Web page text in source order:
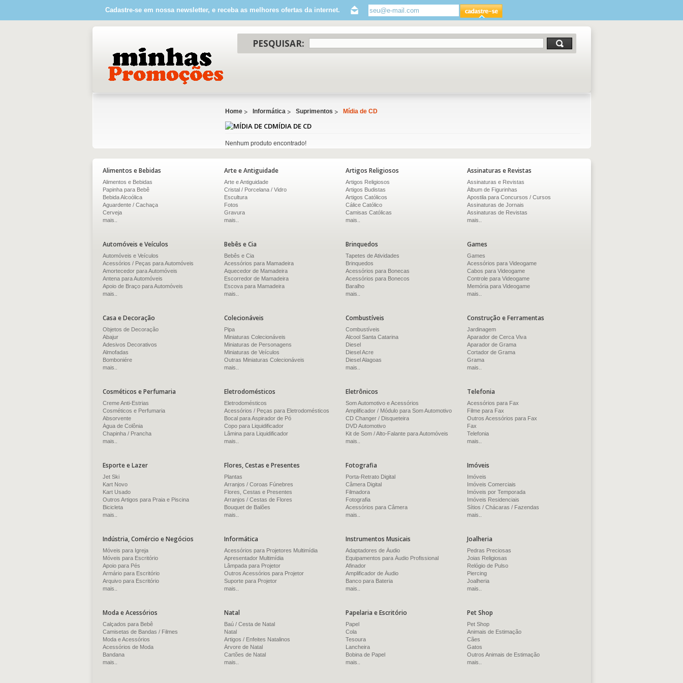
Cadastre-se em nossa newsletter, e receba as melhores ofertas da internet.
PESQUISAR:
Home Informática Suprimentos Mídia de CD
MÍDIA DE CD
Nenhum produto encontrado!
Alimentos e Bebidas
Alimentos e Bebidas
Papinha para Bebê
Bebida Alcoólica
Aguardente / Cachaça
Cerveja
mais..
Arte e Antiguidade
Arte e Antiguidade
Cristal / Porcelana / Vidro
Escultura
Fotos
Gravura
mais..
Artigos Religiosos
Artigos Religiosos
Artigos Budistas
Artigos Católicos
Cálice Católico
Camisas Católicas
mais..
Assinaturas e Revistas
Assinaturas e Revistas
Álbum de Figurinhas
Apostila para Concursos / Cursos
Assinaturas de Jornais
Assinaturas de Revistas
mais..
Automóveis e Veículos
Automóveis e Veículos
Acessórios / Peças para Automóveis
Amortecedor para Automóveis
Antena para Automóveis
Apoio de Braço para Automóveis
mais..
Bebês e Cia
Bebês e Cia
Acessórios para Mamadeira
Aquecedor de Mamadeira
Escorredor de Mamadeira
Escova para Mamadeira
mais..
Brinquedos
Tapetes de Atividades
Brinquedos
Acessórios para Bonecas
Acessórios para Bonecos
Baralho
mais..
Games
Games
Acessórios para Videogame
Cabos para Videogame
Controle para Videogame
Memória para Videogame
mais..
Casa e Decoração
Objetos de Decoração
Abajur
Adesivos Decorativos
Almofadas
Bomboniére
mais..
Colecionáveis
Pipa
Miniaturas Colecionáveis
Miniaturas de Personagens
Miniaturas de Veículos
Outras Miniaturas Colecionáveis
mais..
Combustíveis
Combustíveis
Alcool Santa Catarina
Diesel
Diesel Acre
Diesel Alagoas
mais..
Construção e Ferramentas
Jardinagem
Aparador de Cerca Viva
Aparador de Grama
Cortador de Grama
Grama
mais..
Cosméticos e Perfumaria
Creme Anti-Estrias
Cosméticos e Perfumaria
Absorvente
Água de Colônia
Chapinha / Prancha
mais..
Eletrodomésticos
Eletrodomésticos
Acessórios / Peças para Eletrodomésticos
Bocal para Aspirador de Pó
Copo para Liquidificador
Lâmina para Liquidificador
mais..
Eletrônicos
Som Automotivo e Acessórios
Amplificador / Módulo para Som Automotivo
CD Changer / Disqueteira
DVD Automotivo
Kit de Som / Alto-Falante para Automóveis
mais..
Telefonia
Acessórios para Fax
Filme para Fax
Outros Acessórios para Fax
Fax
Telefonia
mais..
Esporte e Lazer
Jet Ski
Kart Novo
Kart Usado
Outros Artigos para Praia e Piscina
Bicicleta
mais..
Flores, Cestas e Presentes
Plantas
Arranjos / Coroas Fúnebres
Flores, Cestas e Presentes
Arranjos / Cestas de Flores
Bouquet de Balões
mais..
Fotografia
Porta-Retrato Digital
Câmera Digital
Filmadora
Fotografia
Acessórios para Câmera
mais..
Imóveis
Imóveis
Imóveis Comerciais
Imóveis por Temporada
Imóveis Residenciais
Sítios / Chácaras / Fazendas
mais..
Indústria, Comércio e Negócios
Móveis para Igreja
Móveis para Escritório
Apoio para Pés
Armário para Escritório
Arquivo para Escritório
mais..
Informática
Acessórios para Projetores Multimídia
Apresentador Multimídia
Lâmpada para Projetor
Outros Acessórios para Projetor
Suporte para Projetor
mais..
Instrumentos Musicais
Adaptadores de Áudio
Equipamentos para Áudio Profissional
Afinador
Amplificador de Áudio
Banco para Bateria
mais..
Joalheria
Pedras Preciosas
Joias Religiosas
Relógio de Pulso
Piercing
Joalheria
mais..
Moda e Acessórios
Calçados para Bebê
Camisetas de Bandas / Filmes
Moda e Acessórios
Acessórios de Moda
Bandana
mais..
Natal
Baú / Cesta de Natal
Natal
Artigos / Enfeites Natalinos
Árvore de Natal
Cartões de Natal
mais..
Papelaria e Escritório
Papel
Cola
Tesoura
Lancheira
Bobina de Papel
mais..
Pet Shop
Pet Shop
Animais de Estimação
Cães
Gatos
Outros Animais de Estimação
mais..